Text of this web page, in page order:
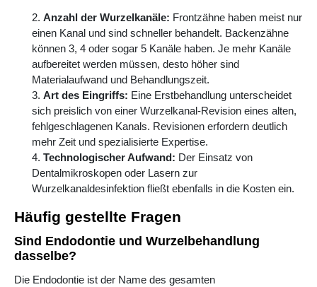
Anzahl der Wurzelkanäle: Frontzähne haben meist nur
einen Kanal und sind schneller behandelt. Backenzähne
können 3, 4 oder sogar 5 Kanäle haben. Je mehr Kanäle
aufbereitet werden müssen, desto höher sind
Materialaufwand und Behandlungszeit.
Art des Eingriffs: Eine Erstbehandlung unterscheidet
sich preislich von einer Wurzelkanal-Revision eines alten,
fehlgeschlagenen Kanals. Revisionen erfordern deutlich
mehr Zeit und spezialisierte Expertise.
Technologischer Aufwand: Der Einsatz von
Dentalmikroskopen oder Lasern zur
Wurzelkanaldesinfektion fließt ebenfalls in die Kosten ein.
Häufig gestellte Fragen
Sind Endodontie und Wurzelbehandlung
dasselbe?
Die Endodontie ist der Name des gesamten